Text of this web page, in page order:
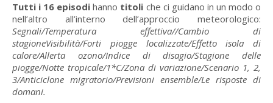
Tutti i 16 episodi hanno titoli che ci guidano in un modo o
nell’altro all’interno dell’approccio meteorologico:
Segnali/Temperatura effettiva//Cambio di
stagioneVisibilità/Forti piogge localizzate/Effetto isola di
calore/Allerta ozono/Indice di disagio/Stagione delle
piogge/Notte tropicale/1*C/Zona di variazione/Scenario 1, 2,
3/Anticiclone migratorio/Previsioni ensemble/Le risposte di
domani.